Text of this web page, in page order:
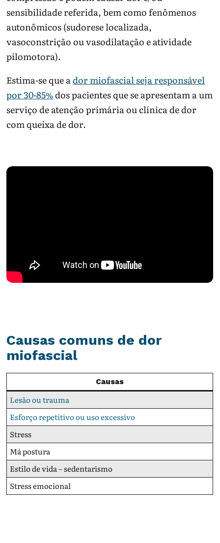
sensibilidade referida, bem como fenômenos
autonômicos (sudorese localizada,
vasoconstrição ou vasodilatação e atividade
pilomotora).
Estima-se que ador miofascial seja responsável
por 30-85%dos pacientes que se apresentam a um
serviço de atenção primária ou clínica de dor
com queixa de dor.
Causas comuns de dor
miofascial
Causas
Lesão ou trauma
Esforço repetitivo ou uso excessivo
Stress
Má postura
Estilo de vida – sedentarismo
Stress emocional